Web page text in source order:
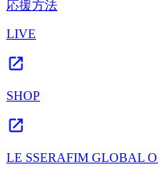
応援方法
LIVE
SHOP
LE SSERAFIM GLOBAL